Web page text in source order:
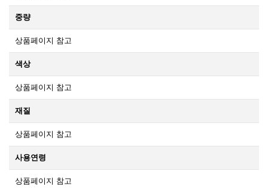
중량
상품페이지 참고
색상
상품페이지 참고
재질
상품페이지 참고
사용연령
상품페이지 참고